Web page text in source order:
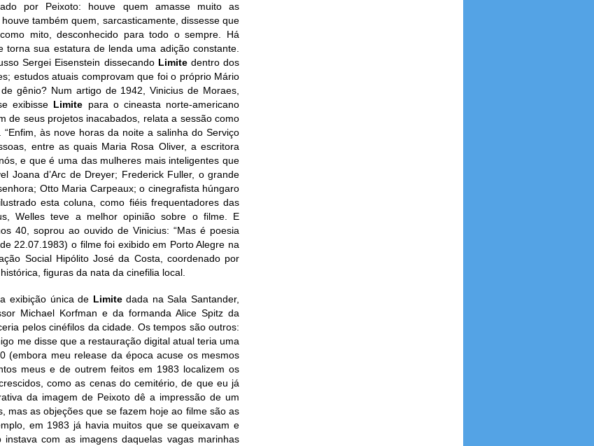
por Peixoto: houve quem amasse muito as
também quem, sarcasticamente, dissesse que
mito, desconhecido para todo o sempre. Há
torna sua estatura de lenda uma adição constante.
Sergei Eisenstein dissecando Limite dentro dos
estudos atuais comprovam que foi o próprio Mário
gênio? Num artigo de 1942, Vinicius de Moraes,
exibisse Limite para o cineasta norte-americano
de seus projetos inacabados, relata a sessão como
às nove horas da noite a salinha do Serviço
entre as quais Maria Rosa Oliver, a escritora
e que é uma das mulheres mais inteligentes que
Joana d’Arc de Dreyer; Frederick Fuller, o grande
Otto Maria Carpeaux; o cinegrafista húngaro
esta coluna, como fiéis frequentadores das
Welles teve a melhor opinião sobre o filme. E
40, soprou ao ouvido de Vinicius: “Mas é poesia
22.07.1983) o filme foi exibido em Porto Alegre na
Social Hipólito José da Costa, coordenado por
figuras da nata da cinefilia local.
exibição única de Limitedada na Sala Santander,
Michael Korfman e da formanda Alice Spitz da
pelos cinéfilos da cidade. Os tempos são outros:
me disse que a restauração digital atual teria uma
(embora meu release da época acuse os mesmos
meus e de outrem feitos em 1983 localizem os
como as cenas do cemitério, de que eu já
da imagem de Peixoto dê a impressão de um
mas as objeções que se fazem hoje ao filme são as
em 1983 já havia muitos que se queixavam e
com as imagens daquelas vagas marinhas